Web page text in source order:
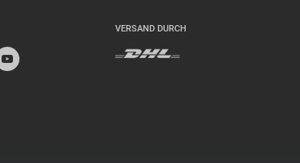
VERSAND DURCH